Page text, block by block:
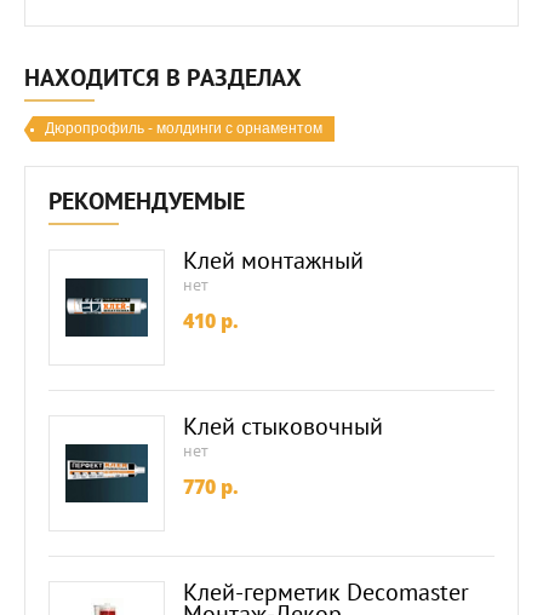
НАХОДИТСЯ В РАЗДЕЛАХ
Дюропрофиль - молдинги с орнаментом
РЕКОМЕНДУЕМЫЕ
Клей монтажный
нет
410 p.
Клей стыковочный
нет
770 p.
Клей-герметик Decomaster